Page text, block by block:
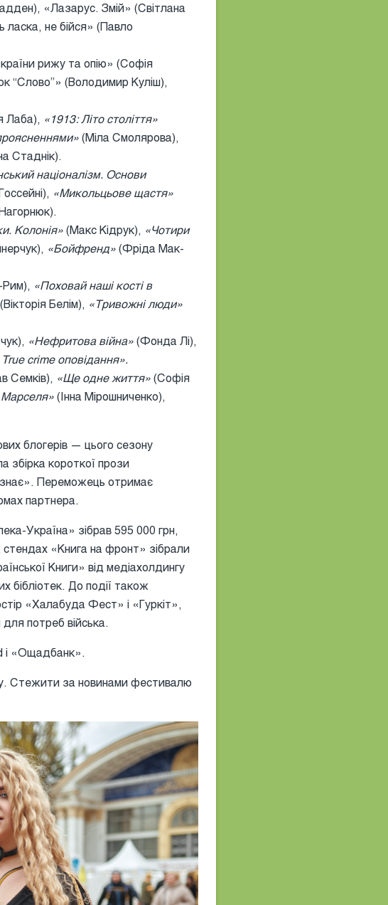
«Лазарус. Змій» (Світлана
ласка, не бійся» (Павло
рижу та опію» (Софія
“Слово”» (Володимир Куліш),
Лаба), «1913: Літо століття»
(Міла Смолярова),
Стаднік).
націоналізм. Основи
«Микольцьове щастя»
Колонія» (Макс Кідрук), «Чотири
«Бойфренд» (Фріда Мак-
Рим), «Поховай наші кості в
(Вікторія Белім), «Тривожні люди»
«Нефритова війна» (Фонда Лі),
crime оповідання».
Семків), «Ще одне життя» (Софія
(Інна Мірошниченко),
блогерів — цього сезону
збірка короткої прози
знає». Переможець отримає
партнера.
Україна» зібрав 595 000 грн,
«Книга на фронт» зібрали
Книги» від медіахолдингу
бібліотек. До події також
«Халабуда Фест» і «Гуркіт»,
потреб війська.
і «Ощадбанк».
Стежити за новинами фестивалю